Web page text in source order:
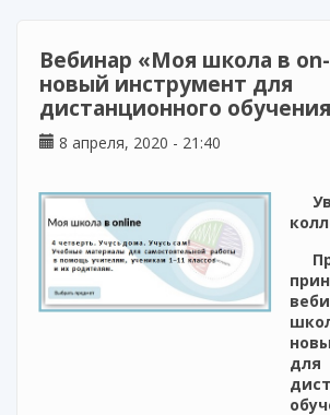
Вебинар «Моя школа в
новый инструмент для
дистанционного обучения
8 апреля, 2020 - 21:40
для